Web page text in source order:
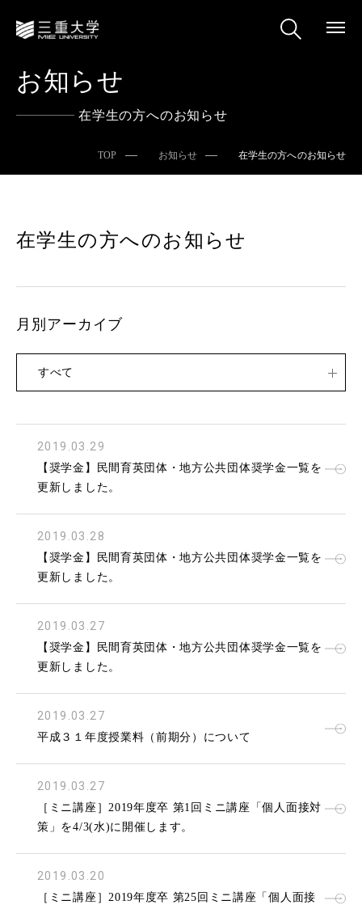
お知らせ
在学生の方へのお知らせ
TOP お知らせ 在学生の方へのお知らせ
2019.03.29
【奨学金】民間育英団体・地方公共団体奨学金一覧を
更新しました。
2019.03.28
【奨学金】民間育英団体・地方公共団体奨学金一覧を
更新しました。
2019.03.27
【奨学金】民間育英団体・地方公共団体奨学金一覧を
更新しました。
2019.03.27
平成３１年度授業料（前期分）について
2019.03.27
［ミニ講座］2019年度卒 第1回ミニ講座「個人面接対
策」を4/3(水)に開催します。
2019.03.20
［ミニ講座］2019年度卒 第25回ミニ講座「個人面接
在学生の方へのお知らせ
月別アーカイブ
すべて